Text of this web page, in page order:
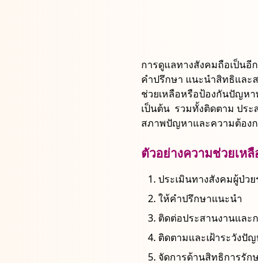
การดูแลทางสังคมถือเป็น
คําปรึกษา แนะนําสิทธิและ
ช่วยเหลือหรือป้องกันปัญห
เป็นต้น รวมทั้งติดตาม ปร
สภาพปัญหาและความต้อง
ตัวอย่างความช่วยเห
ประเมินทางสังคมผู้ป่ว
ให้คำปรึกษาแนะนำ
ติดต่อประสานงานและ
ติดตามและเฝ้าระวังปั
จัดการด้านสิทธิการรัก